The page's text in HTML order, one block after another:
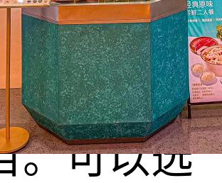
乐园带来
的营收的
。可以选